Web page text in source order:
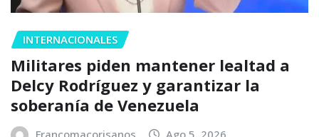
INTERNACIONALES
Militares piden mantener lealtad a
Delcy Rodríguez y garantizar la
soberanía de Venezuela